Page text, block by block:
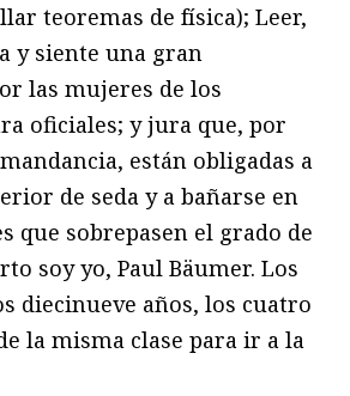
teoremas de física); Leer,
y siente una gran
las mujeres de los
oficiales; y jura que, por
están obligadas a
de seda y a bañarse en
que sobrepasen el grado de
soy yo, Paul Bäumer. Los
diecinueve años, los cuatro
la misma clase para ir a la